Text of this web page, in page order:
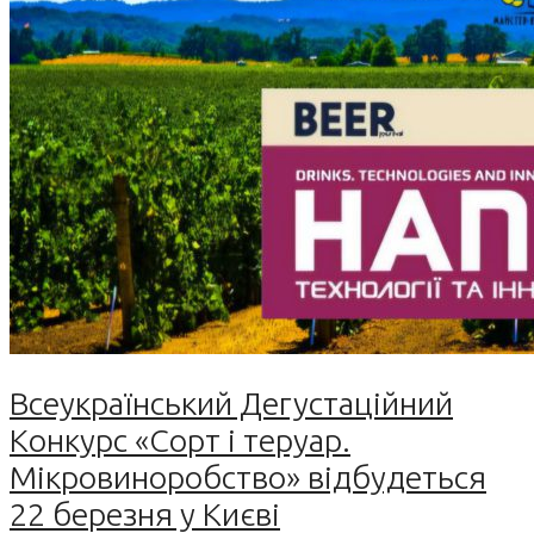
Всеукраїнський Дегустаційний
Конкурс «Сорт і теруар.
Мікровиноробство» відбудеться
22 березня у Києві